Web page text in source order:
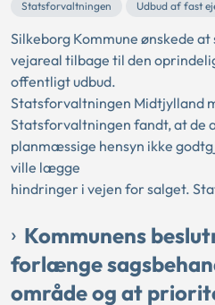
Statsforvaltningen Udbud af fast
Silkeborg Kommune ønskede
vejareal tilbage til den
offentligt udbud.
Statsforvaltningen Midtjylland
Statsforvaltningen fandt, at de
planmæssige hensyn ikke
ville lægge
hindringer i vejen for salget.
Kommunens
forlænge
område og at